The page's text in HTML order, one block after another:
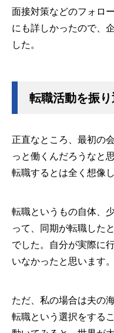
面接対策などのフォロ
にも詳しかったので、
した。
転職活動を振
正直なところ、最初の
っと働くんだろうなと
転職するとは全く想像
転職というもの自体、
って、同期が転職した
でした。自分が実際に
いなかったと思います。
ただ、私の場合は夫の
転職という選択をする